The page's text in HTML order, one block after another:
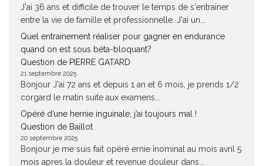
J'ai 36 ans et difficile de trouver le temps de s'entrainer
entre la vie de famille et professionnelle. J'ai un...
Quel entrainement réaliser pour gagner en endurance
quand on est sous béta-bloquant?
Question de PIERRE GATARD
21 septembre 2025
Bonjour J'ai 72 ans et depuis 1 an et 6 mois, je prends 1/2
corgard le matin suite aux examens...
Opéré d’une hernie inguinale, j’ai toujours mal !
Question de Baillot
20 septembre 2025
Bonjour je me suis fait opéré ernie înominal au mois avril 5
mois apres la douleur et revenue douleur dans...